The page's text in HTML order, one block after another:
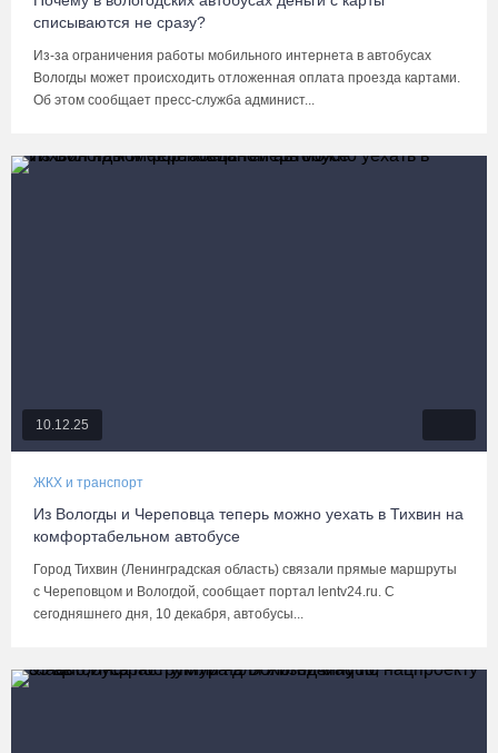
списываются не сразу?
Из-за ограничения работы мобильного интернета в автобусах
Вологды может происходить отложенная оплата проезда картами.
Об этом сообщает пресс-служба админист...
10.12.25
ЖКХ и транспорт
Из Вологды и Череповца теперь можно уехать в Тихвин на
комфортабельном автобусе
Город Тихвин (Ленинградская область) связали прямые маршруты
с Череповцом и Вологдой, сообщает портал lentv24.ru. С
сегодняшнего дня, 10 декабря, автобусы...